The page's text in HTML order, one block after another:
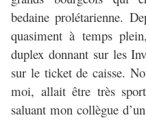
bedaine prolétarienne.
quasiment à temps
duplex donnant sur les
sur le ticket de caisse.
moi, allait être très
saluant mon collègue